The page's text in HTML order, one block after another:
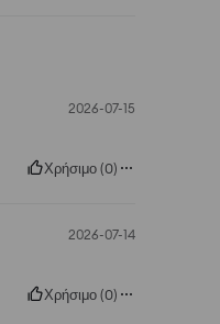
2026-07-15
Χρήσιμο(0)
2026-07-14
Χρήσιμο(0)